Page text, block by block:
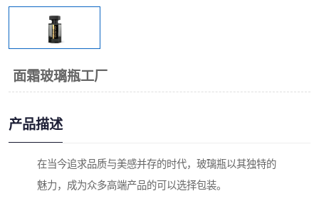
面霜玻璃瓶工厂
产品描述
在当今追求品质与美感并存的时代，玻璃瓶以其独特的
魅力，成为众多高端产品的可以选择包装。